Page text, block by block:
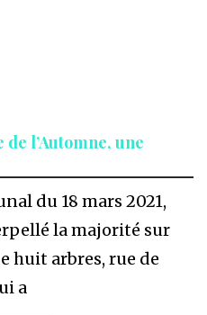
l’Automne, une
du 18 mars 2021,
la majorité sur
huit arbres, rue de
a